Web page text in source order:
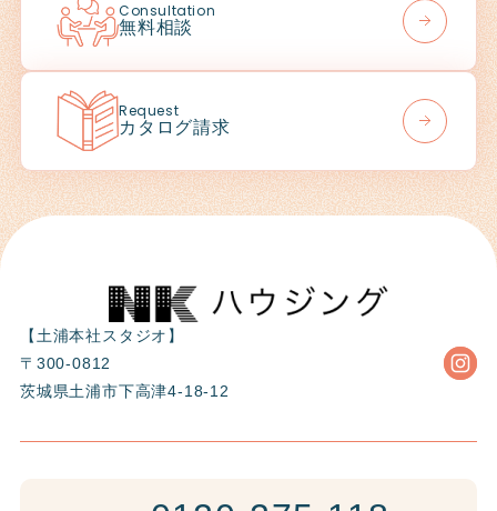
Consultation
無料相談
Request
カタログ請求
【土浦本社スタジオ】
〒300-0812
茨城県土浦市下高津4-18-12